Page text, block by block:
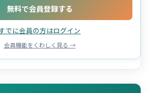
無料で会員登録する
でに会員の方はログイン
会員機能をくわしく見る →